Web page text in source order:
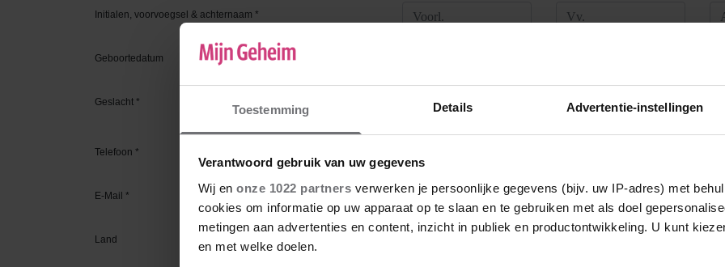
Toestemming Details Advertentie-instellingen
Verantwoord gebruik van uw gegevens
Wij en onze 1022 partners verwerken je persoonlijke gegevens (bijv. uw IP-adres) met
cookies om informatie op uw apparaat op te slaan en te gebruiken met als doel
metingen aan advertenties en content, inzicht in publiek en productontwikkeling. U kunt
en met welke doelen.